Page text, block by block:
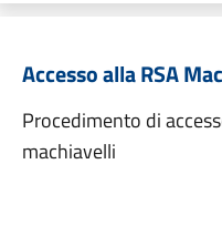
Accesso alla RSA
Procedimento di
machiavelli